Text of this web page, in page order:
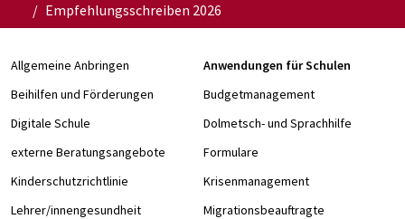
Empfehlungsschreiben 2026
Allgemeine Anbringen
Anwendungen für Schulen
Beihilfen und Förderungen
Budgetmanagement
Digitale Schule
Dolmetsch- und Sprachhilfe
externe Beratungsangebote
Formulare
Kinderschutzrichtlinie
Krisenmanagement
Lehrer/innengesundheit
Migrationsbeauftragte